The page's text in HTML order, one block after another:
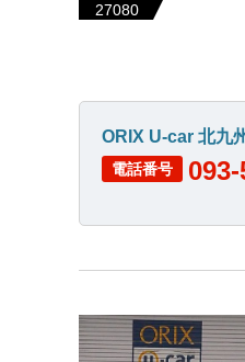
27080
ORIX U-car 北九
電話番号